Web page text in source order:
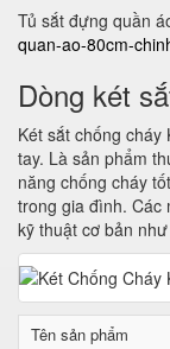
Tủ sắt đựng quần
quan-ao-80cm-
Dòng két
Két sắt chống cháy
tay. Là sản phẩm
năng chống cháy
trong gia đình. Các
kỹ thuật cơ bản
Tên sản phẩm